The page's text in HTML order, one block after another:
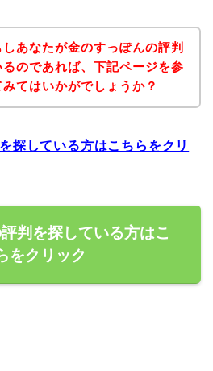
あなたが金のすっぽんの評判
るのであれば、下記ページを参
てはいかがでしょうか？
探している方はこちらをクリ
判を探している方はこ
をクリック